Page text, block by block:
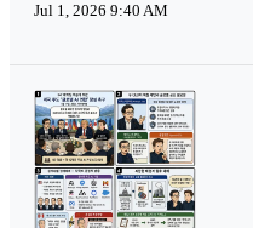
Jul 1, 2026 9:40 AM